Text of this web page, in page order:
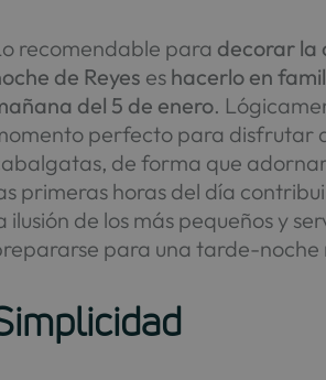
recomendable para decorar la
de Reyes es hacerlo en
del 5 de enero.
perfecto para disfrutar
de forma que
primeras horas del día
ilusión de los más pequeños y
para una tarde-noche